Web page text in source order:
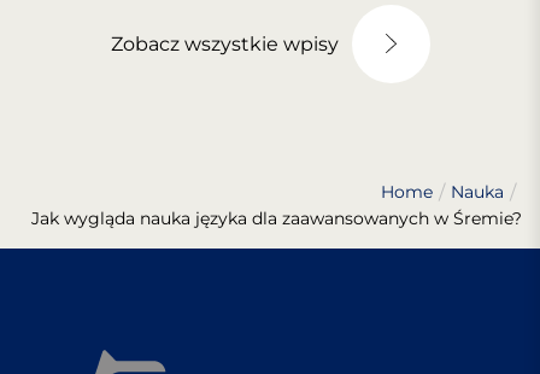
Zobacz wszystkie wpisy
Home
Nauka
Jak wygląda nauka języka dla zaawansowanych w Śremie?